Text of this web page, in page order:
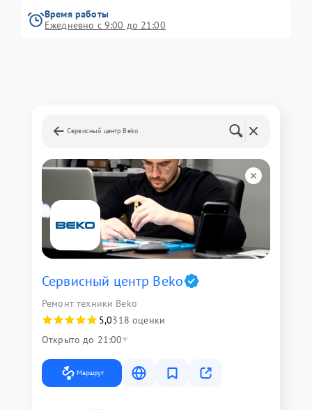
Время работы
Ежедневно с 9:00 до 21:00
Сервисный центр Beko
Сервисный центр Beko
Ремонт техники Beko
5,0318 оценки
Открыто до 21:00
Маршрут